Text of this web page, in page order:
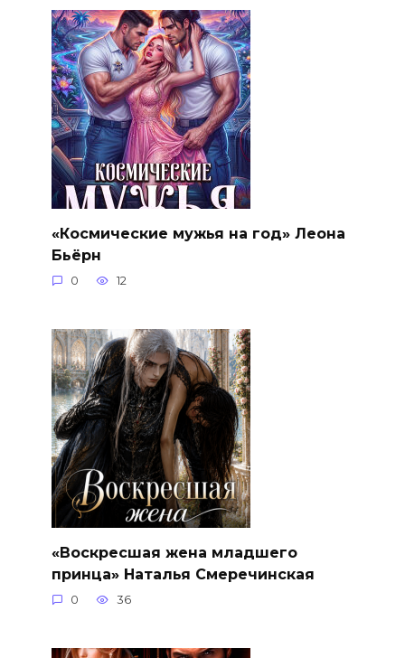
«Космические мужья на год» Леона
Бьёрн
0 12
«Воскресшая жена младшего
принца» Наталья Смеречинская
0 36